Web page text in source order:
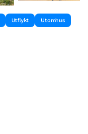
Utflykt Utomhus